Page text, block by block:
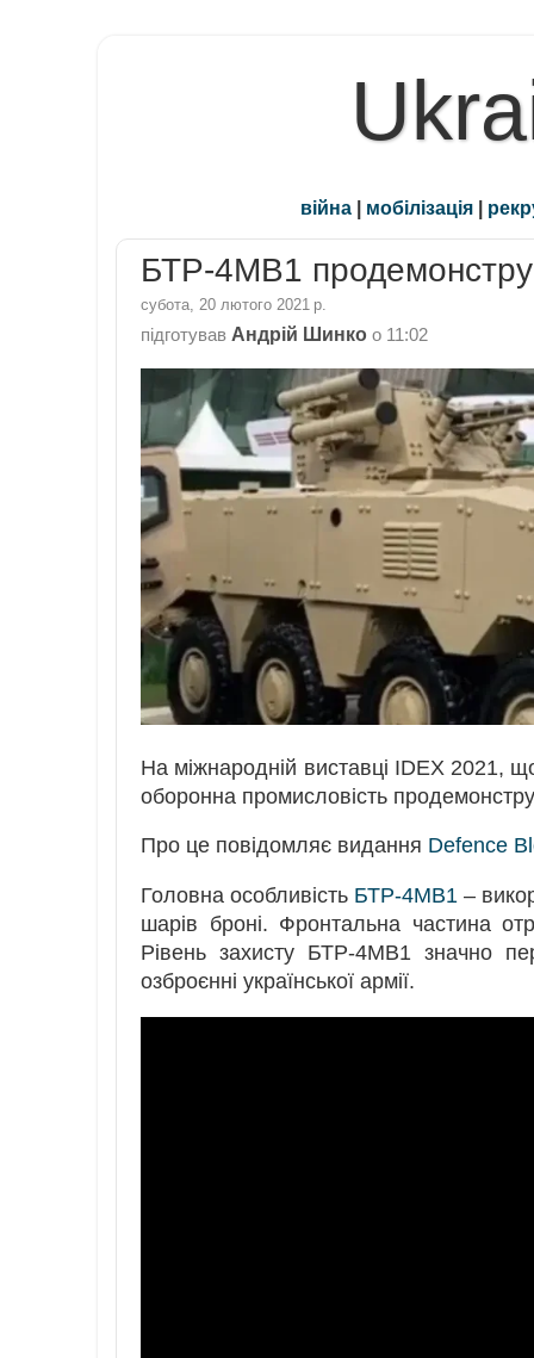
війна | мобілізація |
БТР-4МВ1
субота, 20 лютого 2021 р.
підготував Андрій Шинко о 11:02
На міжнародній виставці IDEX 2021,
оборонна промисловість
Про це повідомляє видання Defence
Головна особливість БТР-4МВ1 –
шарів броні. Фронтальна частина
Рівень захисту БТР-4МВ1 значно
озброєнні української армії.